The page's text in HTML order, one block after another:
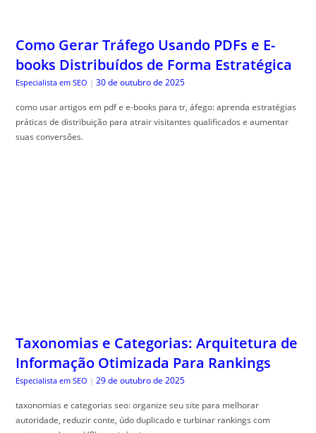
Como Gerar Tráfego Usando PDFs e E-
books Distribuídos de Forma Estratégica
Especialista em SEO | 30 de outubro de 2025
como usar artigos em pdf e e-books para tr, áfego: aprenda estratégias
práticas de distribuição para atrair visitantes qualificados e aumentar
suas conversões.
Taxonomias e Categorias: Arquitetura de
Informação Otimizada Para Rankings
Especialista em SEO | 29 de outubro de 2025
taxonomias e categorias seo: organize seu site para melhorar
autoridade, reduzir conte, údo duplicado e turbinar rankings com